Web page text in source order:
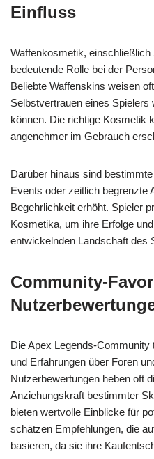
Einfluss
Waffenkosmetik,
bedeutende Rolle bei der
Beliebte Waffenskins weisen
Selbstvertrauen eines
können. Die richtige Kosmetik
angenehmer im Gebrauch
Darüber hinaus sind
Events oder zeitlich begrenzte
Begehrlichkeit erhöht. Spieler
Kosmetika, um ihre Erfolge
entwickelnden Landschaft des
Community-
Die Apex Legends-Community
und Erfahrungen über Foren
Nutzerbewertungen heben oft
Anziehungskraft bestimmter
bieten wertvolle Einblicke für
schätzen Empfehlungen, die
basieren, da sie ihre